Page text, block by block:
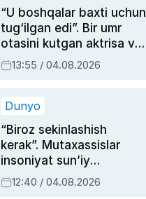
“U boshqalar baxti uchun
tug‘ilgan edi”. Bir umr
otasini kutgan aktrisa va
dublyaj ustasi Rimma
Ahmedovaning
13:55 / 04.08.2026
Dunyo
“Biroz sekinlashish
kerak”. Mutaxassislar
insoniyat sun’iy
intellektni boshqara
olmay qolishidan xavotir
12:40 / 04.08.2026